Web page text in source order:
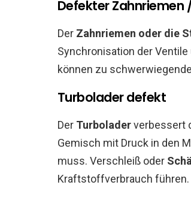
Defekter Zahnriemen
Der Zahnriemen oder die
Synchronisation der
können zu
Turbolader defekt
Der Turboladerverbessert
Gemisch mit Druck in den
muss. Verschleiß oder
Kraftstoffverbrauch führen.